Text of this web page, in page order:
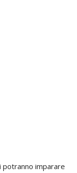
potranno imparare